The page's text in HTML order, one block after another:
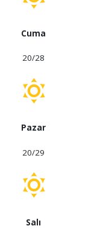
Cuma
20/28
Pazar
20/29
Salı